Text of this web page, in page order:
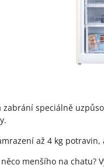
speciálně
až 4 kg
menšího na chatu?